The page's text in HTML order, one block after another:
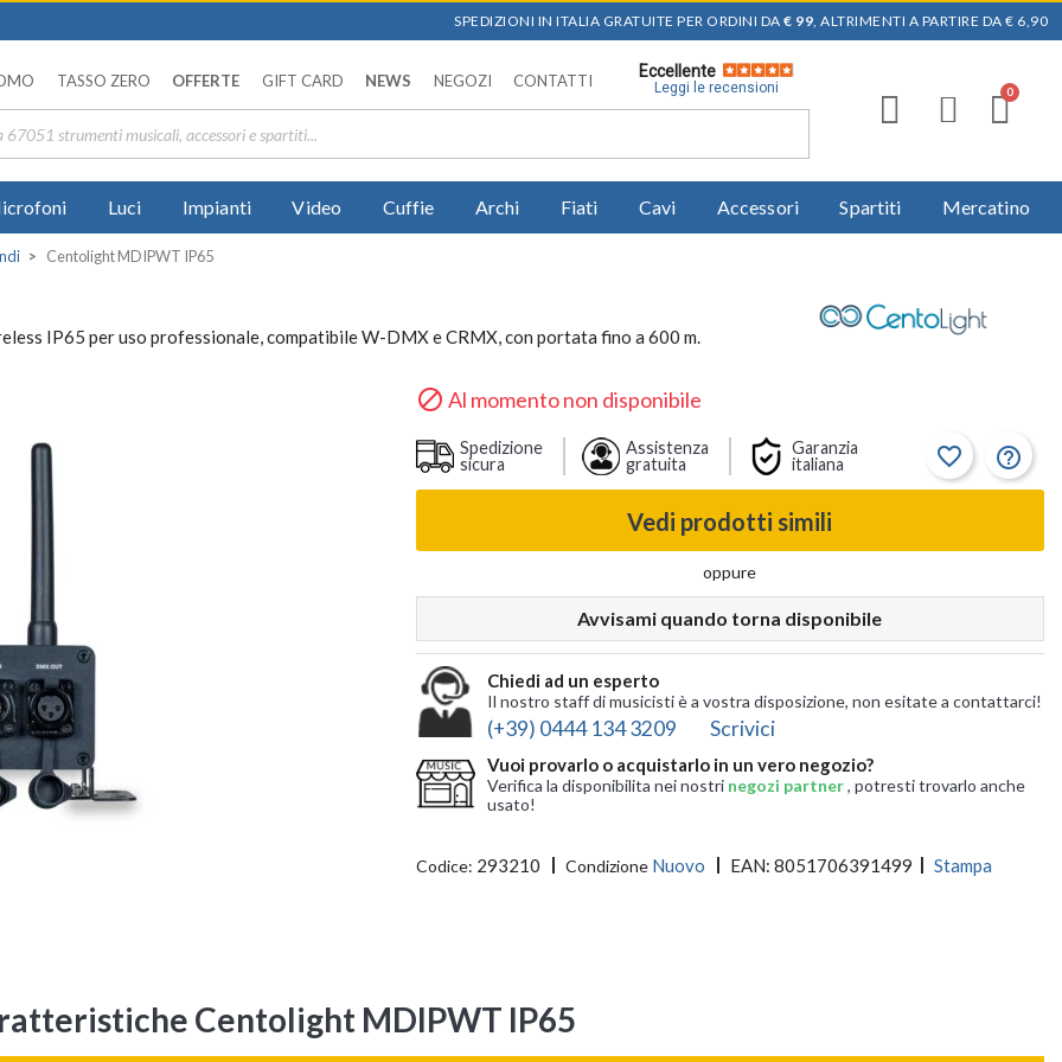
SPEDIZIONI IN ITALIA GRATUITE PER ORDINI DA € 99, ALTRIMENTI A PARTIRE DA € 6,90
TASSO ZERO OFFERTE GIFT CARD NEWS NEGOZI CONTATTI
Eccellente
Leggi le recensioni
Luci Impianti Video Cuffie Archi Fiati Cavi Accessori Spartiti Mercatino
Centolight MDIPWT IP65
IP65 per uso professionale, compatibile W-DMX e CRMX, con portata fino a 600 m.
 Al momento non disponibile
Spedizione
sicura
Assistenza
gratuita
Garanzia
italiana
favorite_border help_outline
Vedi prodotti simili
oppure
Avvisami quando torna disponibile
Chiedi ad un esperto
Il nostro staff di musicisti è a vostra disposizione, non esitate a contattarci!
(+39) 0444 134 3209 Scrivici
Vuoi provarlo o acquistarlo in un vero negozio?
Verifica la disponibilita nei nostri negozi partner, potresti trovarlo anche
usato!
Codice: 293210 Condizione Nuovo EAN: 8051706391499 Stampa
Centolight MDIPWT IP65